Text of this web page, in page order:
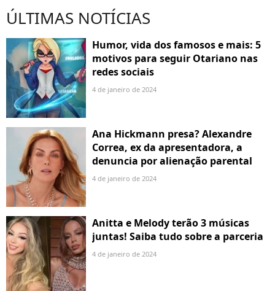
ÚLTIMAS NOTÍCIAS
Humor, vida dos famosos e mais: 5
motivos para seguir Otariano nas
redes sociais
4 de janeiro de 2024
Ana Hickmann presa? Alexandre
Correa, ex da apresentadora, a
denuncia por alienação parental
4 de janeiro de 2024
Anitta e Melody terão 3 músicas
juntas! Saiba tudo sobre a parceria
4 de janeiro de 2024